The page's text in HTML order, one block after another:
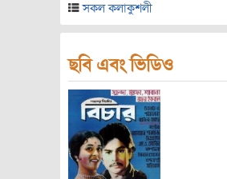
সকল কলাকুশলী
ছবি এবং ভিডিও